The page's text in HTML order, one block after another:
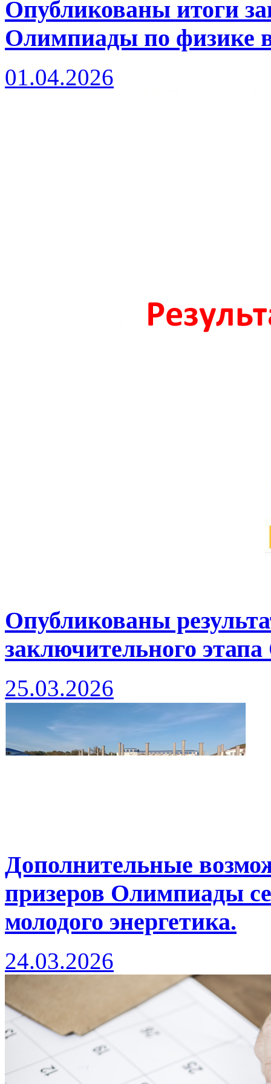
Опубликованы итоги
Олимпиады по физике в
01.04.2026
Опубликованы
заключительного
25.03.2026
Дополнительные
призеров Олимпиады
молодого энергетика.
24.03.2026